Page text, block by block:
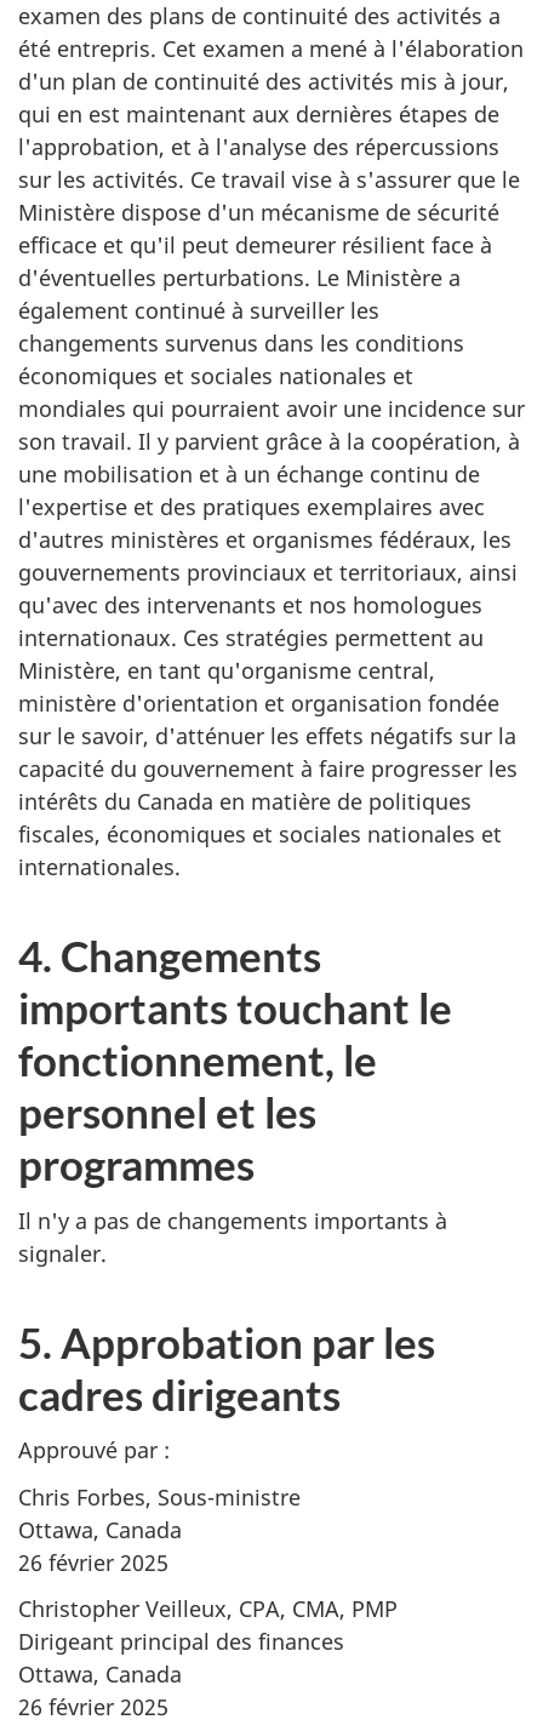
examen des plans de continuité des activités a
été entrepris. Cet examen a mené à l'élaboration
d'un plan de continuité des activités mis à jour,
qui en est maintenant aux dernières étapes de
l'approbation, et à l'analyse des répercussions
sur les activités. Ce travail vise à s'assurer que le
Ministère dispose d'un mécanisme de sécurité
efficace et qu'il peut demeurer résilient face à
d'éventuelles perturbations. Le Ministère a
également continué à surveiller les
changements survenus dans les conditions
économiques et sociales nationales et
mondiales qui pourraient avoir une incidence sur
son travail. Il y parvient grâce à la coopération, à
une mobilisation et à un échange continu de
l'expertise et des pratiques exemplaires avec
d'autres ministères et organismes fédéraux, les
gouvernements provinciaux et territoriaux, ainsi
qu'avec des intervenants et nos homologues
internationaux. Ces stratégies permettent au
Ministère, en tant qu'organisme central,
ministère d'orientation et organisation fondée
sur le savoir, d'atténuer les effets négatifs sur la
capacité du gouvernement à faire progresser les
intérêts du Canada en matière de politiques
fiscales, économiques et sociales nationales et
internationales.
4. Changements
importants touchant le
fonctionnement, le
personnel et les
programmes
Il n'y a pas de changements importants à
signaler.
5. Approbation par les
cadres dirigeants
Approuvé par :
Chris Forbes, Sous-ministre
Ottawa, Canada
26 février 2025
Christopher Veilleux, CPA, CMA, PMP
Dirigeant principal des finances
Ottawa, Canada
26 février 2025